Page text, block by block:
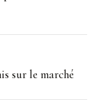
sur le marché